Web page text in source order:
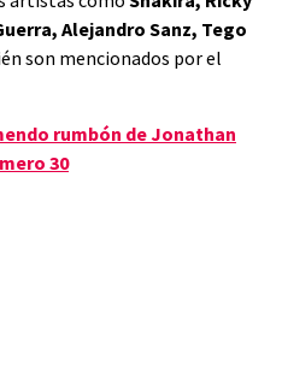
Alejandro Sanz, Tego
son mencionados por el
rumbón de Jonathan
30